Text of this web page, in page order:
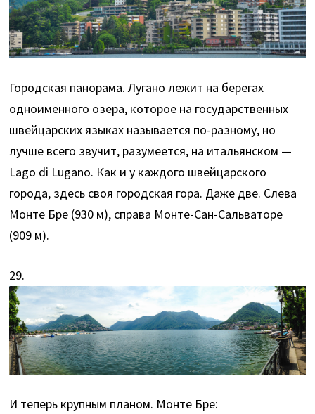
Городская панорама. Лугано лежит на берегах
одноименного озера, которое на государственных
швейцарских языках называется по-разному, но
лучше всего звучит, разумеется, на итальянском —
Lago di Lugano. Как и у каждого швейцарского
города, здесь своя городская гора. Даже две. Слева
Монте Бре (930 м), справа Монте-Сан-Сальваторе
(909 м).
29.
И теперь крупным планом. Монте Бре: